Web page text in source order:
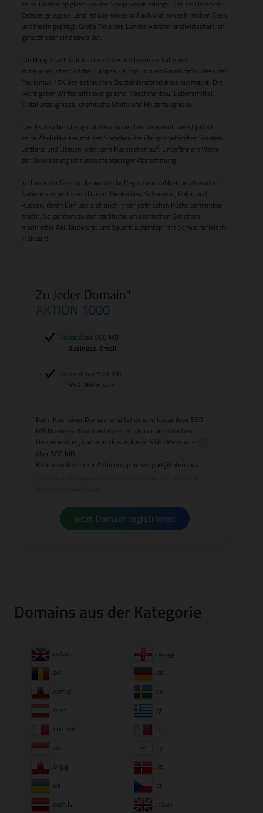
seine Unabhängigkeit von der Sowjetunion erlangt. Das im Osten der
Ostsee gelegene Land ist überwiegend flach und von zahlreichen Seen
und Inseln geprägt. Große Teile des Landes werden landwirtschaftlich
genutzt oder sind bewaldet.
Die Hauptstadt Tallinn ist eine der am besten erhaltenen
mittelalterlichen Städte Europas - sicher mit ein Grund dafür, dass der
Tourismus 15% des estnischen Bruttoinlandproduktes ausmacht. Die
wichtigsten Wirtschaftszweige sind Maschinenbau, Lebensmittel,
Metallerzeugnisse, chemische Stoffe und Holzerzeugnisse.
Das Estnische ist eng mit dem Finnischen verwandt, weist jedoch
keine Ähnlichkeiten mit den Sprachen der übrigen baltischen Staaten
Lettland und Litauen, oder dem Russischen auf. Ungefähr ein Viertel
der Bevölkerung ist russischsprachiger Abstammung.
Im Laufe der Geschichte wurde die Region von zahlreichen fremden
Nationen regiert - von Dänen, Deutschen, Schweden, Polen und
Russen, deren Einfluss sich auch in der estnischen Küche bemerkbar
macht. So gehören zu den traditionellen estnischen Gerichten
marinierter Aal, Blutwurst und Sauerkrauteintopf mit Schweinefleisch.
Mahlzeit!
Zu Jeder Domain*
AKTION 1000
Kostenlose 500 MB
Business-Email
Kostenloser 500 MB
SSD-Webspace
Beim Kauf einer Domain erhältst du eine kostenlose 500
MB Business-Email-Adresse mit deiner persönlichen
Domainendung und einen kostenlosen SSD-Webspace
über 500 MB.
Bitte wende dich zur Aktivierung an support@internex.at
Jetzt Domain registrieren
Domains aus der Kategorie
.net.uk
.net.gg
.be
.de
.com.gi
.se
.or.at
.gr
.com.mt
.mt
.mc
.cy
.org.gi
.no
.ua
.cz
.com.lv
.ltd.uk